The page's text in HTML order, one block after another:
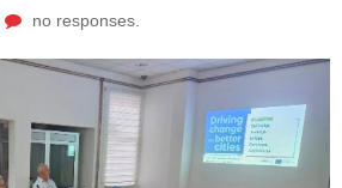
no responses.